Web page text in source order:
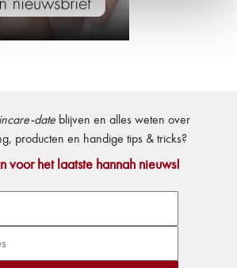
dateblijven en alles weten over
producten en handige tips & tricks?
voor het laatste hannah nieuws!